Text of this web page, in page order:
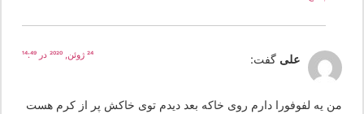
علی گفت:
یه لفوفورا دارم روی خاکه بعد دیدم توی خاکش پر از کرم هست